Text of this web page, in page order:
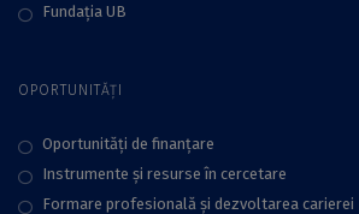
Fundaţia UB
OPORTUNITĂȚI
Oportunități de finanțare
Instrumente și resurse în cercetare
Formare profesională și dezvoltarea carierei